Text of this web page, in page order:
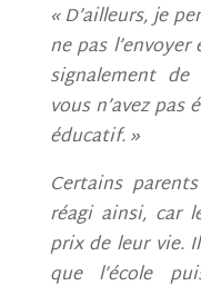
« D’ailleurs, je
ne pas
signalement
vous n’avez
éducatif. »
Certains
réagi ainsi, car
prix de leur vie.
que l’école